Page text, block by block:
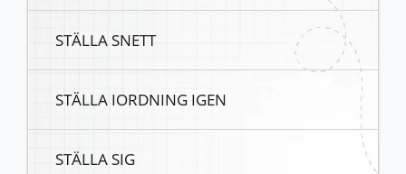
STÄLLA SNETT
STÄLLA IORDNING IGEN
STÄLLA SIG